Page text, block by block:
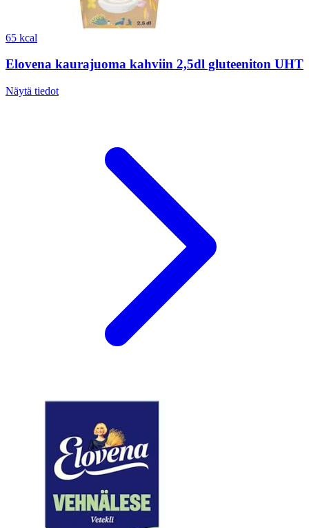
65 kcal
Elovena kaurajuoma kahviin 2,5dl gluteeniton UHT
Näytä tiedot